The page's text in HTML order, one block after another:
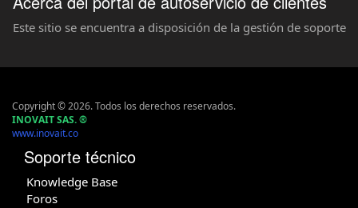
Este sitio se encuentra a disposición de la gestión de soporte
Copyright © 2026. Todos los derechos reservados.
INOVAIT SAS.®
www.inovait.co
Soporte técnico
Knowledge Base
Foros